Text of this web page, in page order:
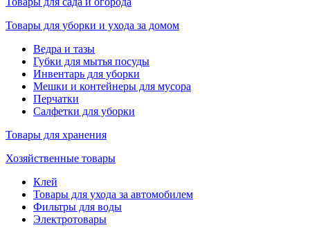
Товары для уборки и ухода за домом
Ведра и тазы
Губки для мытья посуды
Инвентарь для уборки
Мешки и контейнеры для мусора
Перчатки
Салфетки для уборки
Товары для хранения
Хозяйственные товары
Клей
Товары для ухода за автомобилем
Фильтры для воды
Электротовары